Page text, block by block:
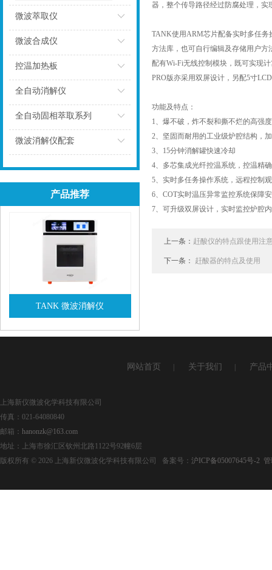
微波萃取仪
微波合成仪
控温加热板
全自动消解仪
点击
全自动固相萃取系列
微波消解仪配套
产品推荐
TANK 微波消解仪
查看详情
器，整个传导路径经过防腐处理，实
TANK使用ARM芯片配备实时多任务
方法库，也可自行编辑及存储用户方
配有Wi-Fi无线控制模块，既可实现
PRO版亦采用双屏设计，另配5寸
功能及特点：
1、爆不破，炸不裂和撕不烂的高强
2、坚固而耐用的工业级炉腔结构，
3、15分钟消解罐快速冷却
4、多芯集成光纤控温系统，控温精
5、实时多任务操作系统，远程控制
6、COT实时温压异常监控系统保障
7、可升级双屏设计，实时监控炉腔
上一条： 赶酸仪的特点跟使用注
下一条： 赶酸器的特点及使用
网站首页 关于我们 产品
上海新仪微波化学科技有限公司
传真：021-64080840
邮箱： hanonzk@163.com
地址：上海市徐汇区钦州北路1122号92幢6层
版权所有 © 2026 上海新仪微波化学科技有限公司 备案号： 沪ICP备05007645号-2